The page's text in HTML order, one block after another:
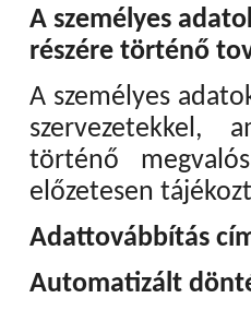
A személyes
részére történő
A személyes
szervezetekkel,
történő
előzetesen
Adattovábbítás
Automatizált